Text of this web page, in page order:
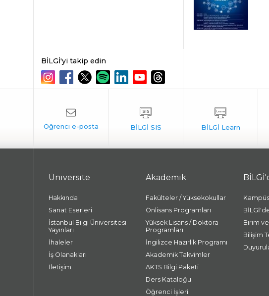
BİLGİ'yi takip edin
Üniversite
Hakkında
Sanat Eserleri
İstanbul Bilgi Üniversitesi
Yayınları
İhaleler
İş Olanakları
İletişim
Akademik
Fakülteler / Yüksekokullar
Önlisans Programları
Yüksek Lisans / Doktora
Programları
İngilizce Hazırlık Programı
Akademik Takvimler
AKTS Bilgi Paketi
Ders Kataloğu
Öğrenci İşleri
Birim
Bilişim